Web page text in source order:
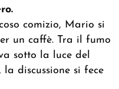
comizio, Mario si
un caffè. Tra il fumo
sotto la luce del
discussione si fece